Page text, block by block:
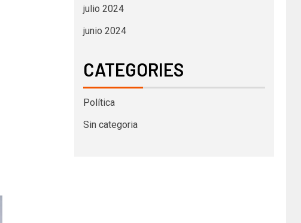
julio 2024
junio 2024
CATEGORIES
Política
Sin categoria